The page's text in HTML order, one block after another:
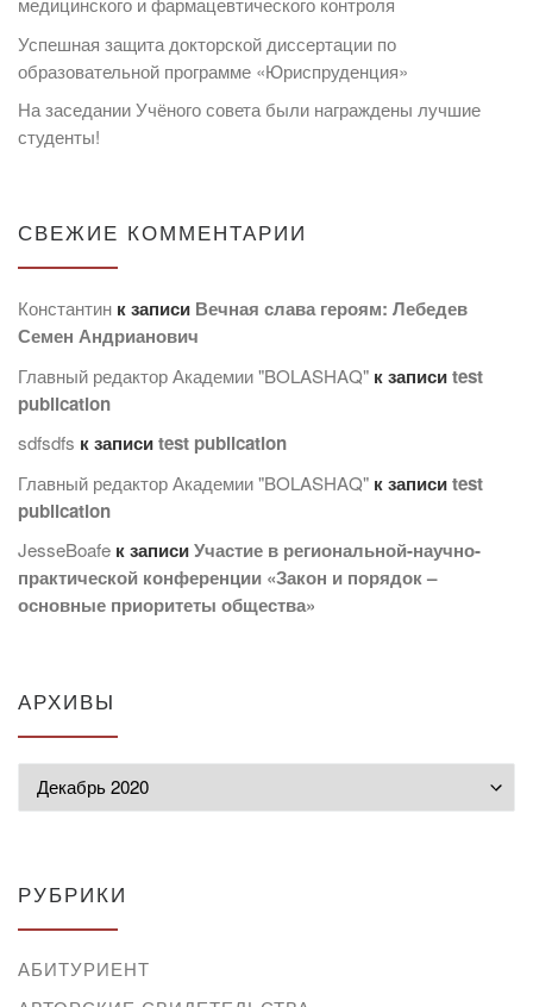
Успешная защита докторской диссертации по
образовательной программе «Юриспруденция»
На заседании Учёного совета были награждены лучшие
студенты!
СВЕЖИЕ КОММЕНТАРИИ
Константин к записи Вечная слава героям: Лебедев
Семен Андрианович
Главный редактор Академии "BOLASHAQ" к записиtest
publication
sdfsdfs к записиtest publication
Главный редактор Академии "BOLASHAQ" к записиtest
publication
JesseBoafe к записиУчастие в региональной-научно-
практической конференции «Закон и порядок –
основные приоритеты общества»
АРХИВЫ
РУБРИКИ
АБИТУРИЕНТ